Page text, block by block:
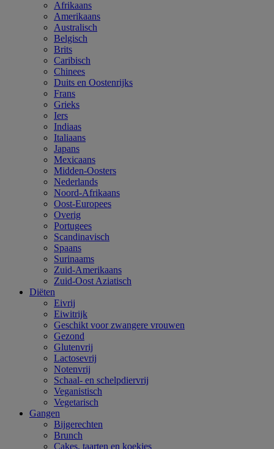
Afrikaans
Amerikaans
Australisch
Belgisch
Brits
Caribisch
Chinees
Duits en Oostenrijks
Frans
Grieks
Iers
Indiaas
Italiaans
Japans
Mexicaans
Midden-Oosters
Nederlands
Noord-Afrikaans
Oost-Europees
Overig
Portugees
Scandinavisch
Spaans
Surinaams
Zuid-Amerikaans
Zuid-Oost Aziatisch
Diëten
Eivrij
Eiwitrijk
Geschikt voor zwangere vrouwen
Gezond
Glutenvrij
Lactosevrij
Notenvrij
Schaal- en schelpdiervrij
Veganistisch
Vegetarisch
Gangen
Bijgerechten
Brunch
Cakes, taarten en koekjes